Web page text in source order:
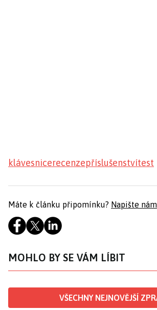
klávesnicerecenzepříslušenstvítest
Máte k článku připomínku? Napište nám
MOHLO BY SE VÁM LÍBIT
VŠECHNY NEJNOVĚJŠÍ